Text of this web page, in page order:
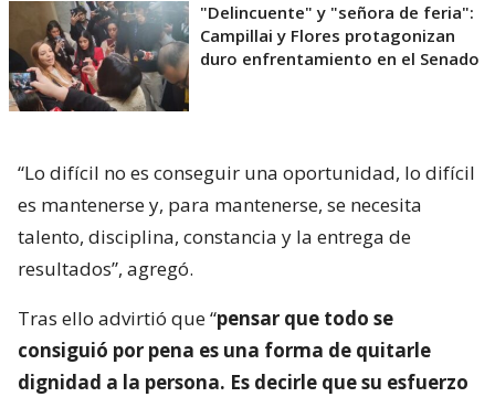
"Delincuente" y "señora de feria":
Campillai y Flores protagonizan
duro enfrentamiento en el Senado
“Lo difícil no es conseguir una oportunidad, lo difícil
es mantenerse y, para mantenerse, se necesita
talento, disciplina, constancia y la entrega de
resultados”, agregó.
Tras ello advirtió que “pensar que todo se
consiguió por pena es una forma de quitarle
dignidad a la persona. Es decirle que su esfuerzo